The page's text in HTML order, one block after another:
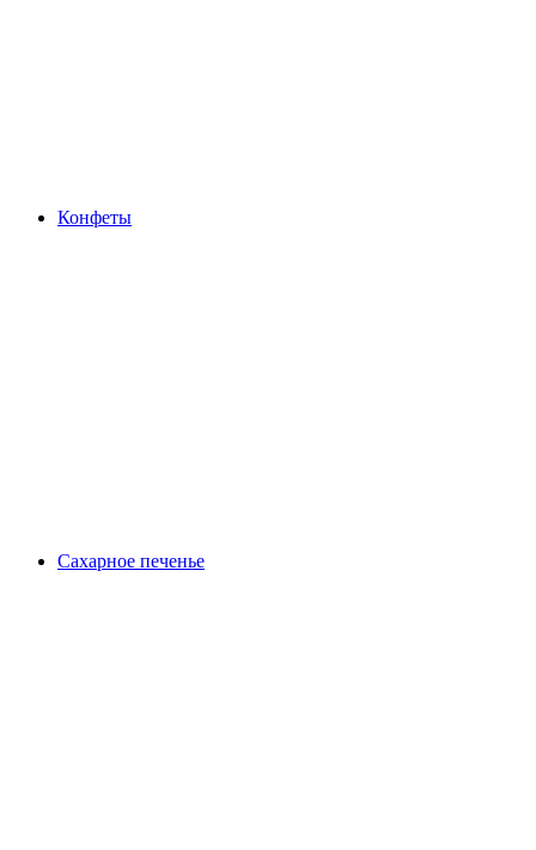
Конфеты
Сахарное печенье